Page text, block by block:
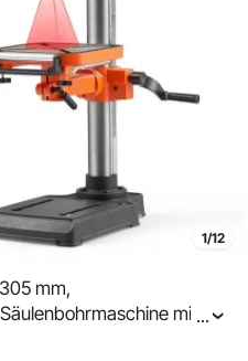
1/12
mm,
mit
min, Neigbarer Tisch
...